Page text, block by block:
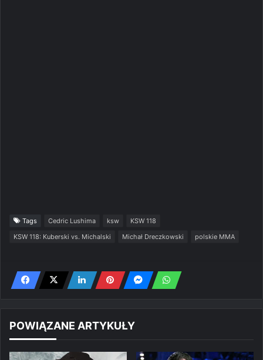
Tags Cedric Lushima ksw
KSW 118
KSW 118: Kuberski vs. Michalski
Michał Dreczkowski polskie MMA
POWIĄZANE ARTYKUŁY